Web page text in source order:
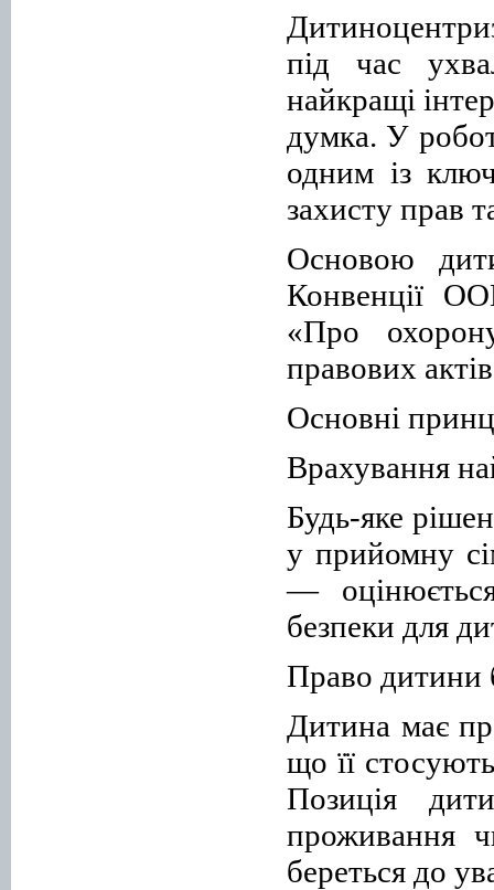
під час
найкращі
думка. У
одним із
захисту прав
Основою
Конвенції
«Про
правових
Основні
Врахування
Будь-яке
у прийомну
—
безпеки для
Право дитини
Дитина має
що її
Позиція
проживання
береться до